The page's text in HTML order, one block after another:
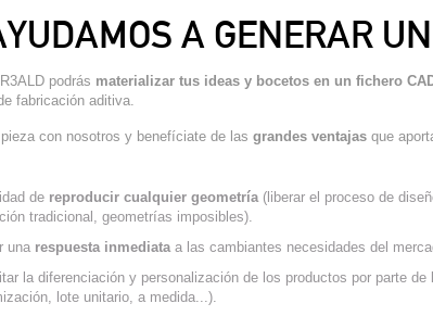
A GENERAR
podrás materializar tus ideas y bocetos en un fichero
fabricación aditiva.
con nosotros y benefíciate de las grandes ventajasque
de reproducir cualquier geometría(liberar el proceso de
tradicional, geometrías imposibles).
una respuesta inmediataa las cambiantes necesidades del
la diferenciación y personalización de los productos por parte
lote unitario, a medida...).